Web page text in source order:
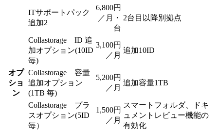
ITサポートパック
追加2
6,800円
／月・
台
2台目以降別拠点
オプ
ショ
ン
Collastorage ID 追
加オプション(10ID
毎)
3,100円
／月
追加10ID
Collastorage 容量
追加オプション
(1TB 毎)
5,200円
／月
追加容量1TB
Collastorage プラ
スオプション(5ID
毎）
1,500円
／月
スマートフォルダ、ドキ
ュメントレビュー機能の
有効化